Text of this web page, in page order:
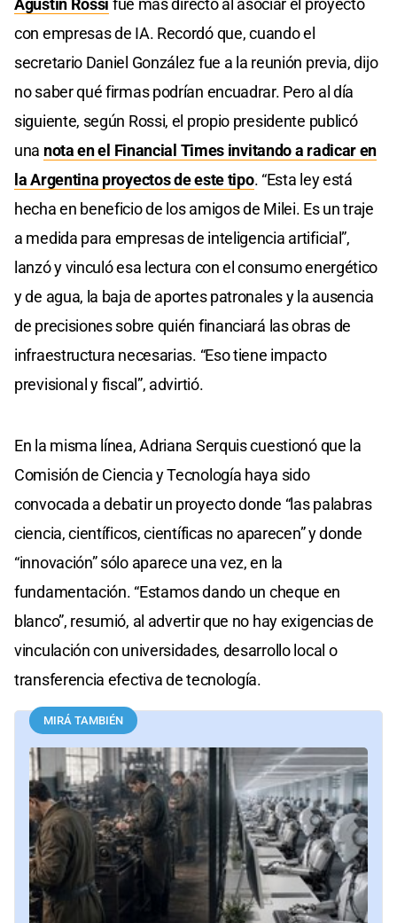
Agustín Rossi fue más directo al asociar el proyecto
con empresas de IA. Recordó que, cuando el
secretario Daniel González fue a la reunión previa, dijo
no saber qué firmas podrían encuadrar. Pero al día
siguiente, según Rossi, el propio presidente publicó
una nota en el Financial Times invitando a radicar en
la Argentina proyectos de este tipo. “Esta ley está
hecha en beneficio de los amigos de Milei. Es un traje
a medida para empresas de inteligencia artificial”,
lanzó y vinculó esa lectura con el consumo energético
y de agua, la baja de aportes patronales y la ausencia
de precisiones sobre quién financiará las obras de
infraestructura necesarias. “Eso tiene impacto
previsional y fiscal”, advirtió.
En la misma línea, Adriana Serquis cuestionó que la
Comisión de Ciencia y Tecnología haya sido
convocada a debatir un proyecto donde “las palabras
ciencia, científicos, científicas no aparecen” y donde
“innovación” sólo aparece una vez, en la
fundamentación. “Estamos dando un cheque en
blanco”, resumió, al advertir que no hay exigencias de
vinculación con universidades, desarrollo local o
transferencia efectiva de tecnología.
MIRÁ TAMBIÉN